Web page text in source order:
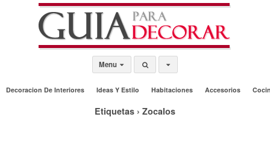
Menu
Decoracion De Interiores Ideas Y Estilo Habitaciones Accesorios
Etiquetas › Zocalos